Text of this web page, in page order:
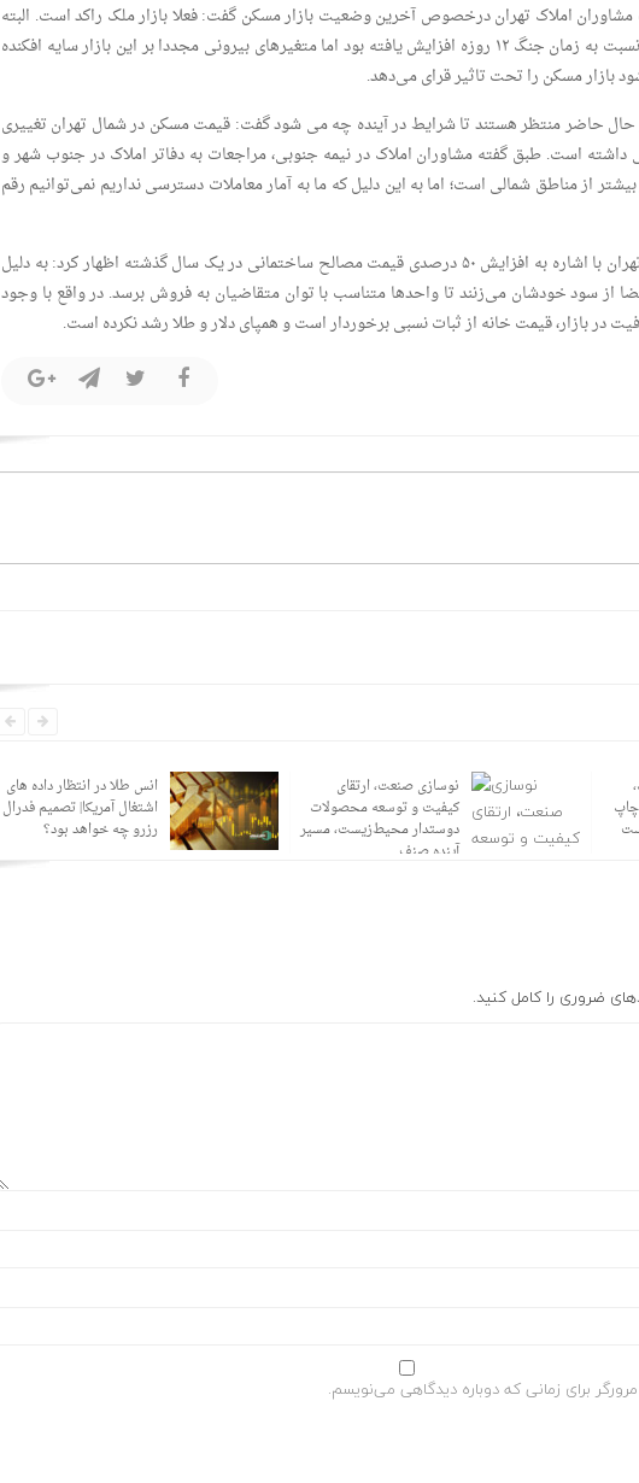
املاک تهران درخصوص آخرین وضعیت بازار مسکن گفت: فعلا بازار ملک راکد است. البته
از حدود دو ماه قبل خرید و فروش‌ها نسبت به زمان جنگ ۱۲ روزه افزایش یافته بود اما متغیرهای بیرونی مجددا بر این بازار سایه افکنده
بازار مسکن را تحت تاثیر قرای می‌دهد.
در حال حاضر منتظر هستند تا شرایط در آینده چه می شود گفت: قیمت مسکن در شمال تهران تغییری
است. طبق گفته مشاوران املاک در نیمه جنوبی، مراجعات به دفاتر املاک در جنوب شهر و
از مناطق شمالی است؛ اما به این دلیل که ما به آمار معاملات دسترسی نداریم نمی‌توانیم رقم
رئیس اتحادیه صنف مشاوران املاک تهران با اشاره به افزایش ۵۰ درصدی قیمت مصالح ساختمانی در یک سال گذشته اظهار کرد: به دلیل
از سود خودشان می‌زنند تا واحدها متناسب با توان متقاضیان به فروش برسد. در واقع با وجود
در بازار، قیمت خانه از ثبات نسبی برخوردار است و همپای دلار و طلا رشد نکرده است.
انس طلا در انتظار داده های
اشتغال آمریکا| تصمیم فدرال
رزرو چه خواهد بود؟
نوسازی صنعت، ارتقای
کیفیت و توسعه محصولات
دوستدار محیط‌زیست، مسیر
آینده صنف
ضروری را کامل کنید.
برای زمانی که دوباره دیدگاهی می‌نویسم.